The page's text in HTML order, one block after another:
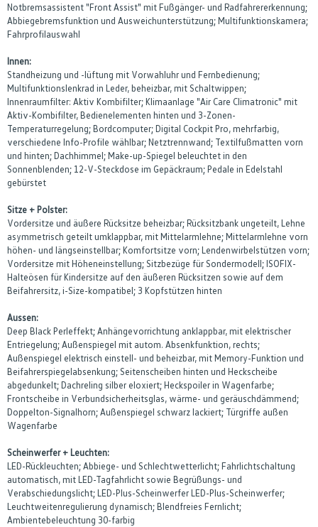
Notbremsassistent "Front Assist" mit Fußgänger- und Radfahrererkennung;
Abbiegebremsfunktion und Ausweichunterstützung; Multifunktionskamera;
Fahrprofilauswahl
Innen:
Standheizung und -lüftung mit Vorwahluhr und Fernbedienung;
Multifunktionslenkrad in Leder, beheizbar, mit Schaltwippen;
Innenraumfilter: Aktiv Kombifilter; Klimaanlage "Air Care Climatronic" mit
Aktiv-Kombifilter, Bedienelementen hinten und 3-Zonen-
Temperaturregelung; Bordcomputer; Digital Cockpit Pro, mehrfarbig,
verschiedene Info-Profile wählbar; Netztrennwand; Textilfußmatten vorn
und hinten; Dachhimmel; Make-up-Spiegel beleuchtet in den
Sonnenblenden; 12-V-Steckdose im Gepäckraum; Pedale in Edelstahl
gebürstet
Sitze + Polster:
Vordersitze und äußere Rücksitze beheizbar; Rücksitzbank ungeteilt, Lehne
asymmetrisch geteilt umklappbar, mit Mittelarmlehne; Mittelarmlehne vorn
höhen- und längseinstellbar; Komfortsitze vorn; Lendenwirbelstützen vorn;
Vordersitze mit Höheneinstellung; Sitzbezüge für Sondermodell; ISOFIX-
Halteösen für Kindersitze auf den äußeren Rücksitzen sowie auf dem
Beifahrersitz, i-Size-kompatibel; 3 Kopfstützen hinten
Aussen:
Deep Black Perleffekt; Anhängevorrichtung anklappbar, mit elektrischer
Entriegelung; Außenspiegel mit autom. Absenkfunktion, rechts;
Außenspiegel elektrisch einstell- und beheizbar, mit Memory-Funktion und
Beifahrerspiegelabsenkung; Seitenscheiben hinten und Heckscheibe
abgedunkelt; Dachreling silber eloxiert; Heckspoiler in Wagenfarbe;
Frontscheibe in Verbundsicherheitsglas, wärme- und geräuschdämmend;
Doppelton-Signalhorn; Außenspiegel schwarz lackiert; Türgriffe außen
Wagenfarbe
Scheinwerfer + Leuchten:
LED-Rückleuchten; Abbiege- und Schlechtwetterlicht; Fahrlichtschaltung
automatisch, mit LED-Tagfahrlicht sowie Begrüßungs- und
Verabschiedungslicht; LED-Plus-Scheinwerfer LED-Plus-Scheinwerfer;
Leuchtweitenregulierung dynamisch; Blendfreies Fernlicht;
Ambientebeleuchtung 30-farbig